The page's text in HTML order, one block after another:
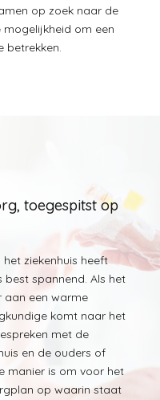
op zoek naar de
om een
betrekken.
toegespitst op
ziekenhuis heeft
best spannend. Als het
aan een warme
komt naar het
met de
en de ouders of
manier is om voor het
op waarin staat